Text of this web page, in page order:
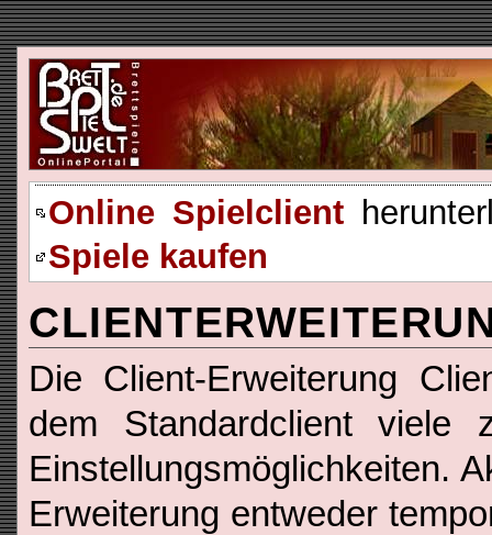
Online Spielclient
Spiele kaufen
Die Client-Erweiterung
dem Standardclient viele
Einstellungsmöglichkeiten.
Erweiterung entweder